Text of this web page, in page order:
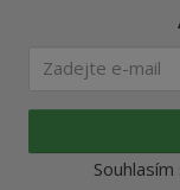
Souhlasím